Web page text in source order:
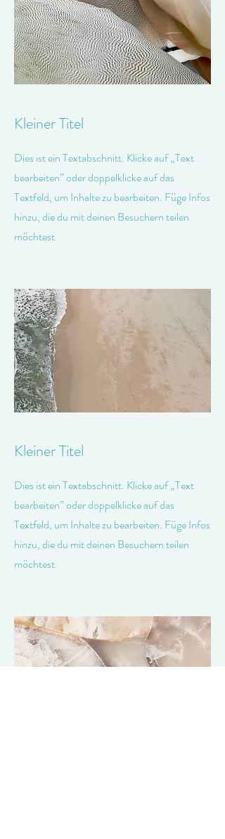
Kleiner Titel
Dies ist ein Textabschnitt. Klicke auf „Text
bearbeiten” oder doppelklicke auf das
Textfeld, um Inhalte zu bearbeiten. Füge Infos
hinzu, die du mit deinen Besuchern teilen
möchtest.
Kleiner Titel
Dies ist ein Textabschnitt. Klicke auf „Text
bearbeiten” oder doppelklicke auf das
Textfeld, um Inhalte zu bearbeiten. Füge Infos
hinzu, die du mit deinen Besuchern teilen
möchtest.